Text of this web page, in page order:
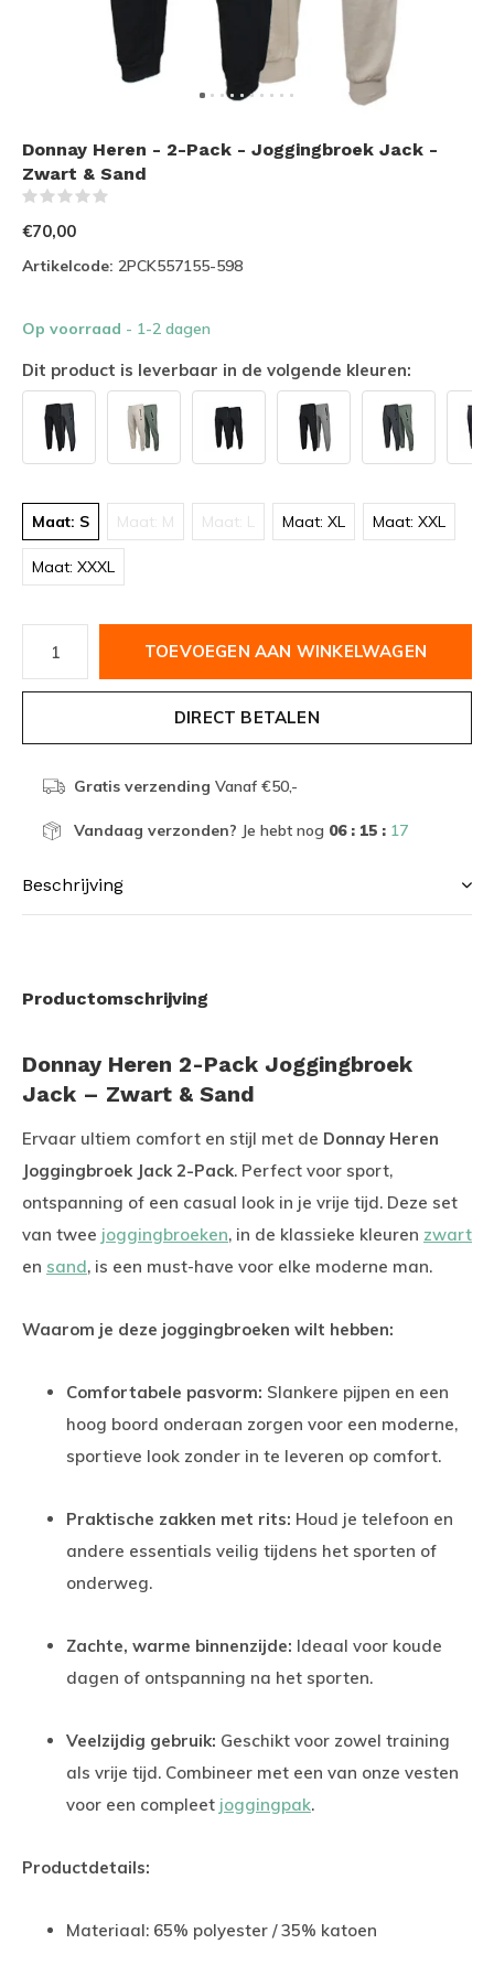
Donnay Heren - 2-Pack - Joggingbroek Jack -
Zwart & Sand
€70,00
Artikelcode: 2PCK557155-598
Op voorraad - 1-2 dagen
Dit product is leverbaar in de volgende kleuren:
Maat: S Maat: M Maat: L Maat: XL Maat: XXL
Maat: XXXL
TOEVOEGEN AAN WINKELWAGEN
DIRECT BETALEN
Gratis verzending Vanaf €50,-
Vandaag verzonden? Je hebt nog 06 : 15 : 16
Beschrijving
Productomschrijving
Donnay Heren 2-Pack Joggingbroek
Jack – Zwart & Sand
Ervaar ultiem comfort en stijl met de Donnay Heren
Joggingbroek Jack 2-Pack. Perfect voor sport,
ontspanning of een casual look in je vrije tijd. Deze set
van twee joggingbroeken, in de klassieke kleuren zwart
en sand, is een must-have voor elke moderne man.
Waarom je deze joggingbroeken wilt hebben:
Comfortabele pasvorm: Slankere pijpen en een
hoog boord onderaan zorgen voor een moderne,
sportieve look zonder in te leveren op comfort.
Praktische zakken met rits: Houd je telefoon en
andere essentials veilig tijdens het sporten of
onderweg.
Zachte, warme binnenzijde: Ideaal voor koude
dagen of ontspanning na het sporten.
Veelzijdig gebruik: Geschikt voor zowel training
als vrije tijd. Combineer met een van onze vesten
voor een compleet joggingpak.
Productdetails:
Materiaal: 65% polyester / 35% katoen